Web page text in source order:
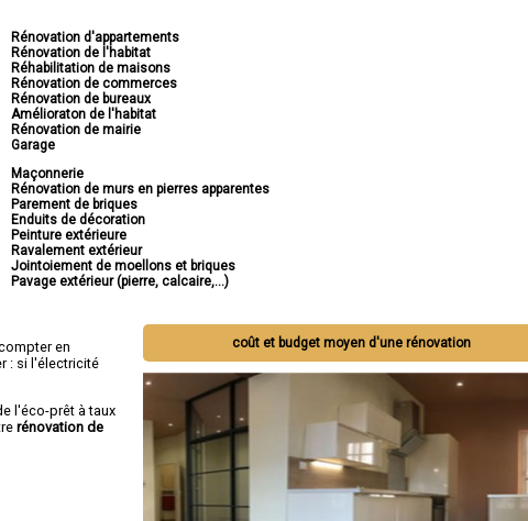
Rénovation d'appartements
Rénovation de l'habitat
Réhabilitation de maisons
Rénovation de commerces
Rénovation de bureaux
Amélioraton de l'habitat
Rénovation de mairie
Garage
Maçonnerie
Rénovation de murs en pierres apparentes
Parement de briques
Enduits de décoration
Peinture extérieure
Ravalement extérieur
Jointoiement de moellons et briques
Pavage extérieur (pierre, calcaire,...)
coût et budget moyen d'une rénovation
en
: si l'électricité
l'éco-prêt à taux
rénovation de